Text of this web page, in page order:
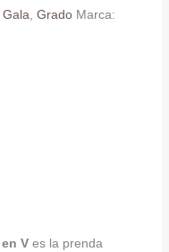
Gala, Grado Marca:
Ves la prenda